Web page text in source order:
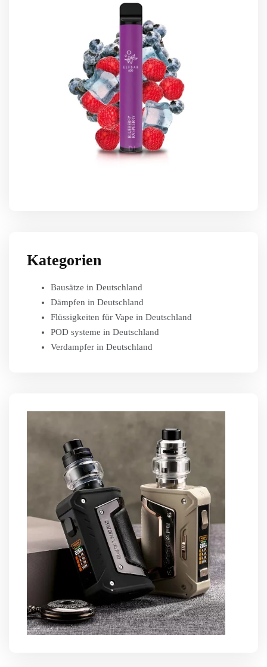
Kategorien
Bausätze in Deutschland
Dämpfen in Deutschland
Flüssigkeiten für Vape in Deutschland
POD systeme in Deutschland
Verdampfer in Deutschland